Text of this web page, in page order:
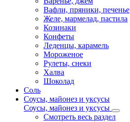
Вафли, пряники, печенье
Желе, мармелад, пастила
Козинаки
Конфеты
Леденцы, карамель
Мороженое
Рулеты, снеки
Халва
Шоколад
Соль
Соусы, майонез и уксусы
Соусы, майонез и уксусы
Смотреть весь раздел